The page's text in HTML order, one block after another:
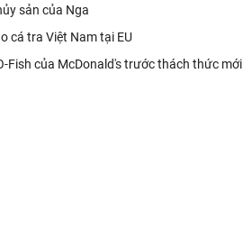
sản của Nga
cá tra Việt Nam tại EU
Fish của McDonald's trước thách thức mới